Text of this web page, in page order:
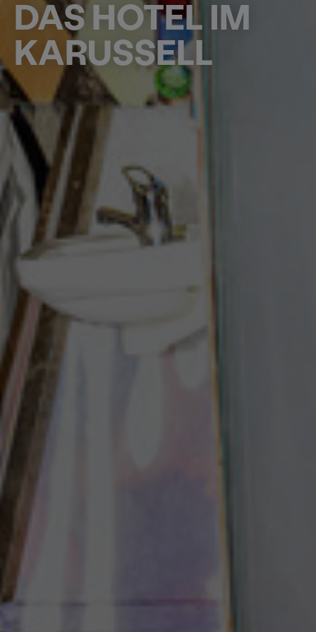
DAS HOTEL IM
KARUSSELL